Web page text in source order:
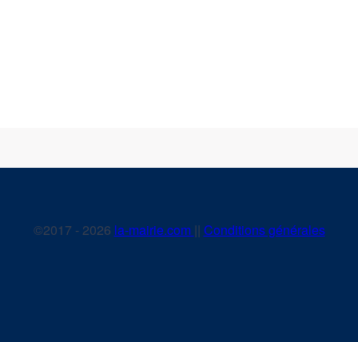
©2017 - 2026 la-mairie.com || Conditions générales